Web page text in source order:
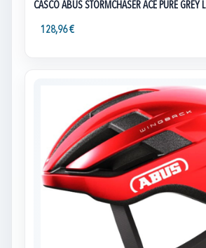
CASCO ABUS STORMCHASER ACE PURE GREY L
128,96 €